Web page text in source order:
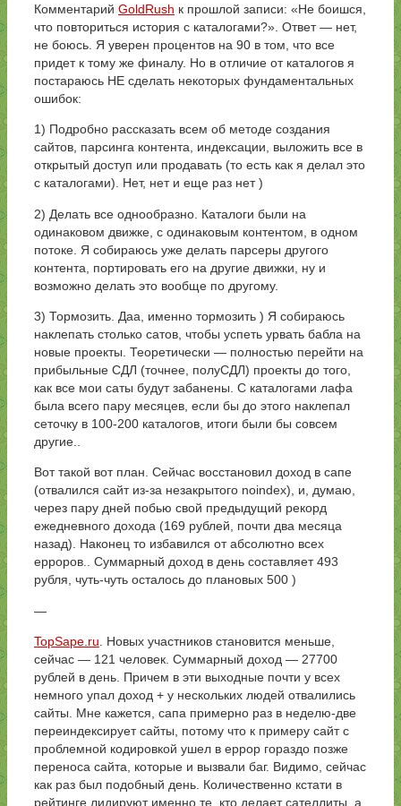
Комментарий GoldRush к прошлой записи: «Не боишся,
что повториться история с каталогами?». Ответ — нет,
не боюсь. Я уверен процентов на 90 в том, что все
придет к тому же финалу. Но в отличие от каталогов я
постараюсь НЕ сделать некоторых фундаментальных
ошибок:
1) Подробно рассказать всем об методе создания
сайтов, парсинга контента, индексации, выложить все в
открытый доступ или продавать (то есть как я делал это
с каталогами). Нет, нет и еще раз нет )
2) Делать все однообразно. Каталоги были на
одинаковом движке, с одинаковым контентом, в одном
потоке. Я собираюсь уже делать парсеры другого
контента, портировать его на другие движки, ну и
возможно делать это вообще по другому.
3) Тормозить. Даа, именно тормозить ) Я собираюсь
наклепать столько сатов, чтобы успеть урвать бабла на
новые проекты. Теоретически — полностью перейти на
прибыльные СДЛ (точнее, полуСДЛ) проекты до того,
как все мои саты будут забанены. С каталогами лафа
была всего пару месяцев, если бы до этого наклепал
сеточку в 100-200 каталогов, итоги были бы совсем
другие..
Вот такой вот план. Сейчас восстановил доход в сапе
(отвалился сайт из-за незакрытого noindex), и, думаю,
через пару дней побью свой предыдущий рекорд
ежедневного дохода (169 рублей, почти два месяца
назад). Наконец то избавился от абсолютно всех
ерроров.. Суммарный доход в день составляет 493
рубля, чуть-чуть осталось до плановых 500 )
—
TopSape.ru. Новых участников становится меньше,
сейчас — 121 человек. Суммарный доход — 27700
рублей в день. Причем в эти выходные почти у всех
немного упал доход + у нескольких людей отвалились
сайты. Мне кажется, сапа примерно раз в неделю-две
переиндексирует сайты, потому что к примеру сайт с
проблемной кодировкой ушел в еррор гораздо позже
переноса сайта, которые и вызвали баг. Видимо, сейчас
как раз был подобный день. Количественно кстати в
рейтинге лидируют именно те, кто делает сателлиты, а